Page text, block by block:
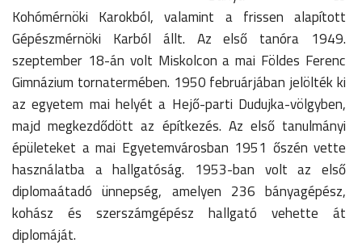
Kohómérnöki Karokból, valamint a frissen alapított
Gépészmérnöki Karból állt. Az első tanóra 1949.
szeptember 18-án volt Miskolcon a mai Földes Ferenc
Gimnázium tornatermében. 1950 februárjában jelölték ki
az egyetem mai helyét a Hejő-parti Dudujka-völgyben,
majd megkezdődött az építkezés. Az első tanulmányi
épületeket a mai Egyetemvárosban 1951 őszén vette
használatba a hallgatóság. 1953-ban volt az első
diplomaátadó ünnepség, amelyen 236 bányagépész,
kohász és szerszámgépész hallgató vehette át
diplomáját.